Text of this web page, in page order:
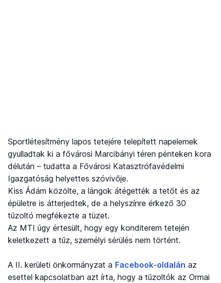
Sportlétesítmény lapos tetejére telepített napelemek
gyulladtak ki a fővárosi Marcibányi téren pénteken kora
délután – tudatta a Fővárosi Katasztrófavédelmi
Igazgatóság helyettes szóvivője.
Kiss Ádám közölte, a lángok átégették a tetőt és az
épületre is átterjedtek, de a helyszínre érkező 30
tűzoltó megfékezte a tüzet.
Az MTI úgy értesült, hogy egy konditerem tetején
keletkezett a tűz, személyi sérülés nem történt.
A II. kerületi önkormányzat a Facebook-oldalán az
esettel kapcsolatban azt írta, hogy a tűzoltók az Ormai